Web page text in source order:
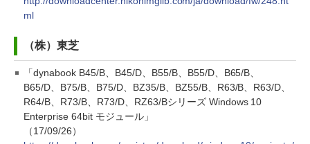
ml
（株）東芝
「dynabook B45/B、B45/D、B55/B、B55/D、B65/B、
B65/D、B75/B、B75/D、BZ35/B、BZ55/B、R63/B、R63/D、
R64/B、R73/B、R73/D、RZ63/Bシリーズ Windows 10
Enterprise 64bit モジュール」
（17/09/26）